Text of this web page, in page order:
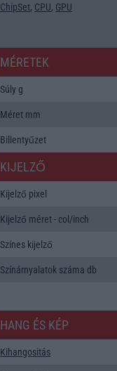
ChipSet, CPU, GPU
MÉRETEK
Súly g
Méret mm
Billentyűzet
KIJELZŐ
Kijelző pixel
Kijelző méret - col/inch
Színes kijelző
Színárnyalatok száma db
HANG ÉS KÉP
Kihangositás